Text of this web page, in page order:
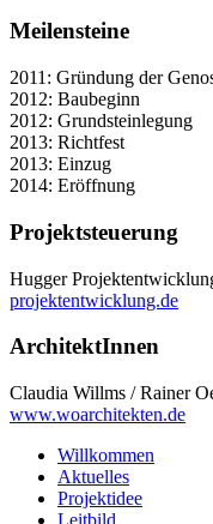
Meilensteine
2011: Gründung der
2012: Baubeginn
2012: Grundsteinlegung
2013: Richtfest
2013: Einzug
2014: Eröffnung
Projektsteuerung
Hugger
projektentwicklung.de
ArchitektInnen
Claudia Willms / Rainer
www.woarchitekten.de
Willkommen
Aktuelles
Projektidee
Leitbild